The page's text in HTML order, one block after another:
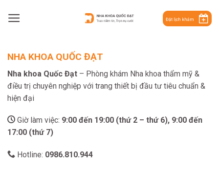
Đặt lịch khám
NHA KHOA QUỐC ĐẠT
Nha khoa Quốc Đạt – Phòng khám Nha khoa thẩm mỹ &
điều trị chuyên nghiệp với trang thiết bị đầu tư tiêu chuẩn &
hiện đại
Giờ làm việc: 9:00 đến 19:00 (thứ 2 – thứ 6), 9:00 đến
17:00 (thứ 7)
Hotline: 0986.810.944